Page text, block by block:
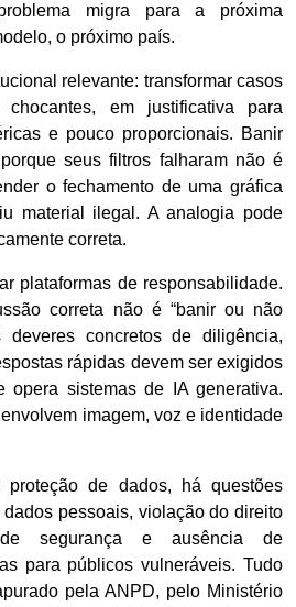
migra para a próxima
o próximo país.
relevante: transformar casos
chocantes, em justificativa para
e pouco proporcionais. Banir
seus filtros falharam não é
o fechamento de uma gráfica
material ilegal. A analogia pode
correta.
plataformas de responsabilidade.
correta não é “banir ou não
deveres concretos de diligência,
rápidas devem ser exigidos
opera sistemas de IA generativa.
imagem, voz e identidade
de dados, há questões
pessoais, violação do direito
segurança e ausência de
para públicos vulneráveis. Tudo
pela ANPD, pelo Ministério